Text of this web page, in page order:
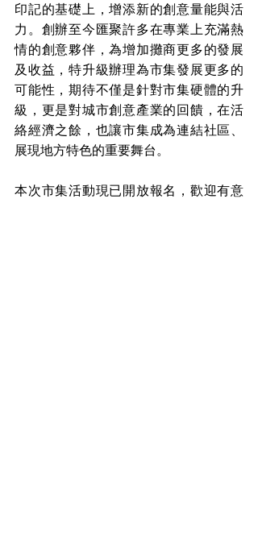
印記的基礎上，增添新的創意量能與活
力。創辦至今匯聚許多在專業上充滿熱
情的創意夥伴，為增加攤商更多的發展
及收益，特升級辦理為市集發展更多的
可能性，期待不僅是針對市集硬體的升
級，更是對城市創意產業的回饋，在活
絡經濟之餘，也讓市集成為連結社區、
展現地方特色的重要舞台。
本次市集活動現已開放報名，歡迎有意